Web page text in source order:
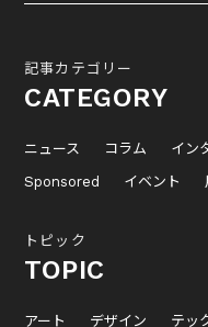
記事カテゴリー
CATEGORY
ニュース コラム イン
Sponsored
イベント
トピック
TOPIC
アート デザイン テッ